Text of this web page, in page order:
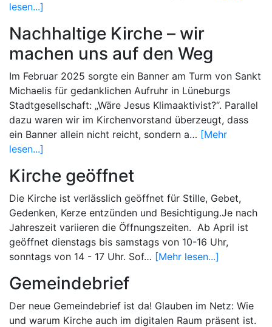
lesen...]
Nachhaltige Kirche – wir
machen uns auf den Weg
Im Februar 2025 sorgte ein Banner am Turm von Sankt
Michaelis für gedanklichen Aufruhr in Lüneburgs
Stadtgesellschaft: „Wäre Jesus Klimaaktivist?“. Parallel
dazu waren wir im Kirchenvorstand überzeugt, dass
ein Banner allein nicht reicht, sondern a… [Mehr
lesen...]
Kirche geöffnet
Die Kirche ist verlässlich geöffnet für Stille, Gebet,
Gedenken, Kerze entzünden und Besichtigung.Je nach
Jahreszeit variieren die Öffnungszeiten. Ab April ist
geöffnet dienstags bis samstags von 10-16 Uhr,
sonntags von 14 - 17 Uhr. Sof… [Mehr lesen...]
Gemeindebrief
Der neue Gemeindebrief ist da! Glauben im Netz: Wie
und warum Kirche auch im digitalen Raum präsent ist.